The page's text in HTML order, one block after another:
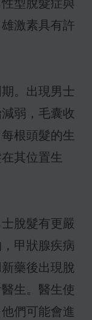
型脫髮症與
激素具有許
。出現男士
弱，毛囊收
根頭髮的生
其位置生
脫髮有更嚴
甲狀腺疾病
藥後出現脫
生。醫生使
們可能會進